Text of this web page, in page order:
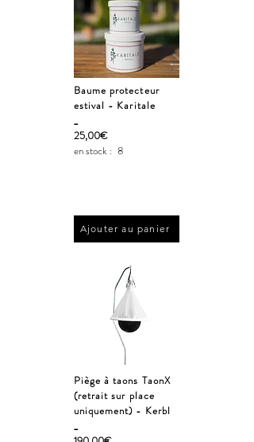
Baume protecteur
estival - Karitale
_
25,00€
en stock : 8
Ajouter au panier
Piège à taons TaonX
(retrait sur place
uniquement) - Kerbl
_